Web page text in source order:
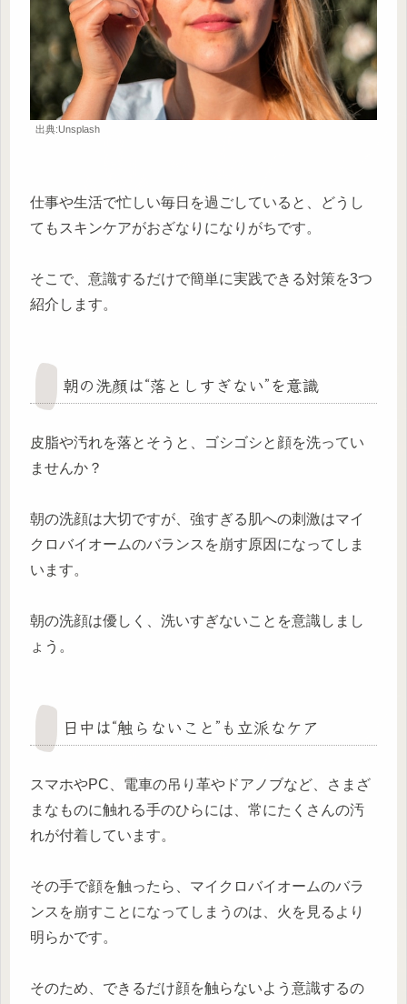
出典:Unsplash
仕事や生活で忙しい毎日を過ごしていると、どうし
てもスキンケアがおざなりになりがちです。
そこで、意識するだけで簡単に実践できる対策を3つ
紹介します。
朝の洗顔は“落としすぎない”を意識
皮脂や汚れを落とそうと、ゴシゴシと顔を洗ってい
ませんか？
朝の洗顔は大切ですが、強すぎる肌への刺激はマイ
クロバイオームのバランスを崩す原因になってしま
います。
朝の洗顔は優しく、洗いすぎないことを意識しまし
ょう。
日中は“触らないこと”も立派なケア
スマホやPC、電車の吊り革やドアノブなど、さまざ
まなものに触れる手のひらには、常にたくさんの汚
れが付着しています。
その手で顔を触ったら、マイクロバイオームのバラ
ンスを崩すことになってしまうのは、火を見るより
明らかです。
そのため、できるだけ顔を触らないよう意識するの